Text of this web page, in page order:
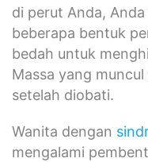
di perut Anda,
beberapa bentuk
bedah untuk
Massa yang
setelah diobati.
Wanita dengan
mengalami